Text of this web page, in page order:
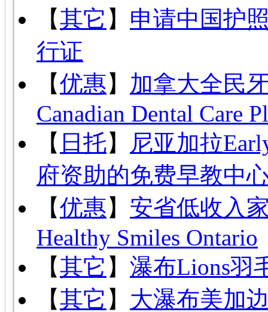
【其它 】 申请中国护
行证
【优惠】 加拿大全民
Canadian Dental Care
【 日托】
尼亚加拉
府资助的免费早教中
【优惠】 安省低收入
Healthy Smiles Ontario
【其它 】 瀑布Lions羽
【其它 】 大瀑布美加